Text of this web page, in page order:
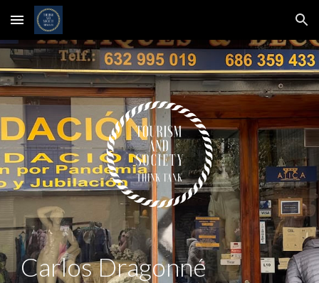
Skip to main content Skip to navigation
Carlos Dragonné